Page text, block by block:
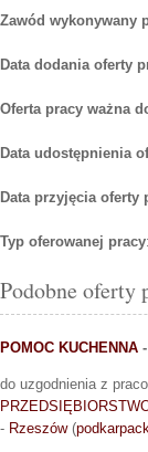
Zawód wykonywany
Data dodania oferty
Oferta pracy ważna
Data udostępnienia
Data przyjęcia oferty
Typ oferowanej pracy
Podobne oferty
POMOC KUCHENNA
do uzgodnienia z
- Rzeszów(